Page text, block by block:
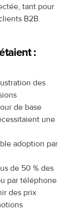
tant pour
B2B.
:
des
de base
une
adoption par
de 50 % des
par téléphone
des prix